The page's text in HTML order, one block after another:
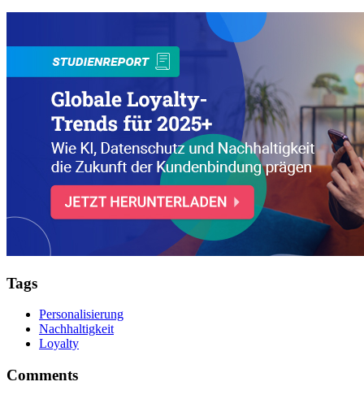
Tags
Personalisierung
Nachhaltigkeit
Loyalty
Comments